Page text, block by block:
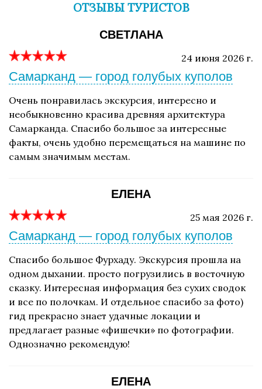
ОТЗЫВЫ ТУРИСТОВ
СВЕТЛАНА
24 июня 2026 г.
Самарканд — город голубых куполов
Очень понравилась экскурсия, интересно и
необыкновенно красива древняя архитектура
Самарканда. Спасибо большое за интересные
факты, очень удобно перемещаться на машине по
самым значимым местам.
ЕЛЕНА
25 мая 2026 г.
Самарканд — город голубых куполов
Спасибо большое Фурхаду. Экскурсия прошла на
одном дыхании. просто погрузились в восточную
сказку. Интересная информация без сухих сводок
и все по полочкам. И отдельное спасибо за фото)
гид прекрасно знает удачные локации и
предлагает разные «фишечки» по фотографии.
Однозначно рекомендую!
ЕЛЕНА